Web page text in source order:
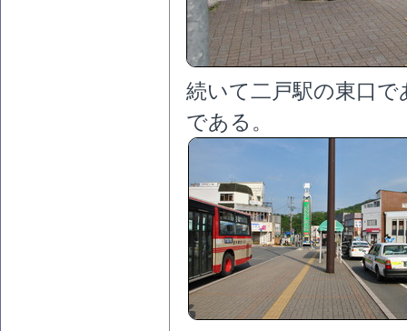
続いて二戸駅の東口
である。